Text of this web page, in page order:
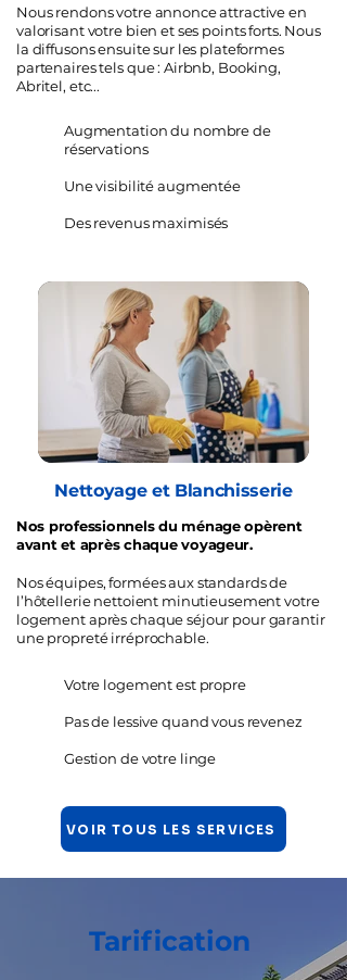
Nous rendons votre annonce attractive en
valorisant votre bien et ses points forts. Nous
la diffusons ensuite sur les plateformes
partenaires tels que : Airbnb, Booking,
Abritel, etc...
Augmentation du nombre de
réservations
Une visibilité augmentée
Des revenus maximisés
Nettoyage et Blanchisserie
Nos professionnels du ménage opèrent
avant et après chaque voyageur.
Nos équipes, formées aux standards de
l’hôtellerie nettoient minutieusement votre
logement après chaque séjour pour garantir
une propreté irréprochable.
Votre logement est propre
Pas de lessive quand vous revenez
Gestion de votre linge
VOIR TOUS LES SERVICES
Tarification